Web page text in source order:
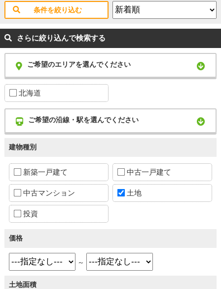
条件を絞り込む
さらに絞り込んで検索する
ご希望のエリアを選んでください
北海道
ご希望の沿線・駅を選んでください
建物種別
新築一戸建て 中古一戸建て
中古マンション 土地
投資
価格
～
土地面積